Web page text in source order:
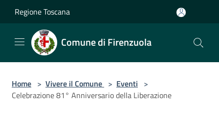
Regione Toscana
Comune di Firenzuola
Home > Vivere il Comune > Eventi >
Celebrazione 81° Anniversario della Liberazione